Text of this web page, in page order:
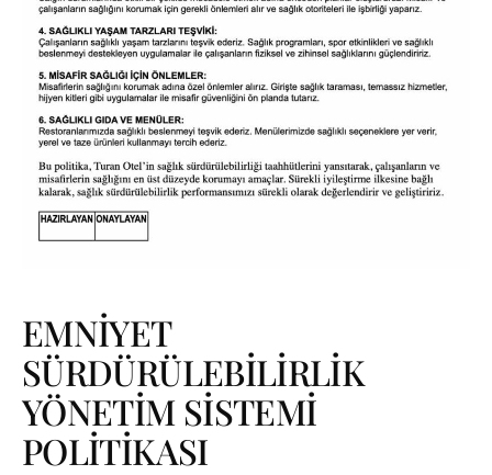
EMNİYET
SÜRDÜRÜLEBİLİRLİK
YÖNETİM SİSTEMİ
POLİTİKASI